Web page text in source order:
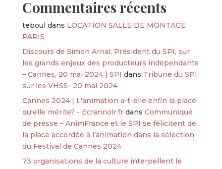
Commentaires récents
teboul dans LOCATION SALLE DE MONTAGE
PARIS
Discours de Simon Arnal, Président du SPI, sur
les grands enjeux des producteurs indépendants
– Cannes, 20 mai 2024 | SPI dans Tribune du SPI
sur les VHSS- 20 mai 2024
Cannes 2024 | L'animation a-t-elle enfin la place
qu'elle mérite? - Ecrannoir.frdans Communiqué
de presse – AnimFrance et le SPI se félicitent de
la place accordée à l’animation dans la sélection
du Festival de Cannes 2024
73 organisations de la culture interpellent le